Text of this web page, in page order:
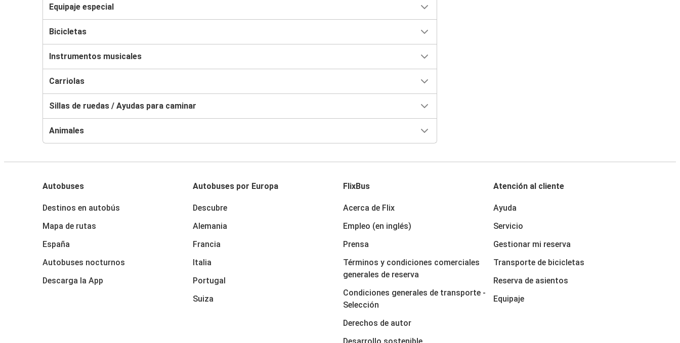
Equipaje especial
Bicicletas
Instrumentos musicales
Carriolas
Sillas de ruedas / Ayudas para caminar
Animales
Autobuses
Destinos en autobús
Mapa de rutas
España
Autobuses nocturnos
Descarga la App
Autobuses por Europa
Descubre
Alemania
Francia
Italia
Portugal
Suiza
FlixBus
Acerca de Flix
Empleo (en inglés)
Prensa
Términos y condiciones comerciales
generales de reserva
Condiciones generales de transporte -
Selección
Derechos de autor
Atención al cliente
Ayuda
Servicio
Gestionar mi reserva
Transporte de bicicletas
Reserva de asientos
Equipaje